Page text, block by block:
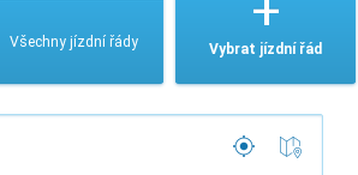
Všechny jízdní řády Vybrat jízdní řád